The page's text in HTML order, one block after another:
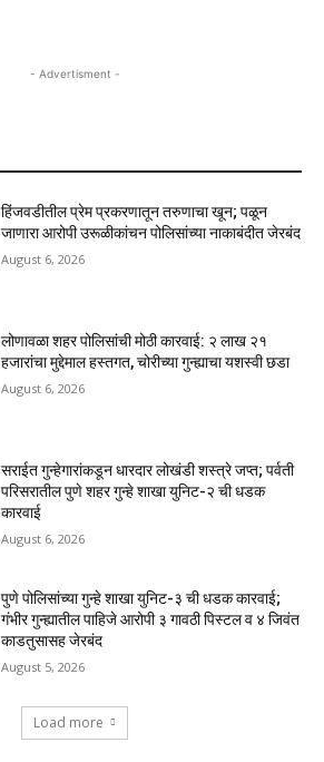
- Advertisment -
हिंजवडीतील प्रेम प्रकरणातून तरुणाचा खून; पळून
जाणारा आरोपी उरूळीकांचन पोलिसांच्या नाकाबंदीत जेरबंद
August 6, 2026
लोणावळा शहर पोलिसांची मोठी कारवाई: २ लाख २१
हजारांचा मुद्देमाल हस्तगत, चोरीच्या गुन्ह्याचा यशस्वी छडा
August 6, 2026
सराईत गुन्हेगारांकडून धारदार लोखंडी शस्त्रे जप्त; पर्वती
परिसरातील पुणे शहर गुन्हे शाखा युनिट-२ ची धडक
कारवाई
August 6, 2026
पुणे पोलिसांच्या गुन्हे शाखा युनिट-३ ची धडक कारवाई;
गंभीर गुन्ह्यातील पाहिजे आरोपी ३ गावठी पिस्टल व ४ जिवंत
काडतुसासह जेरबंद
August 5, 2026
Load more